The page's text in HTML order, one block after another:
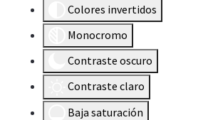
Colores invertidos
Monocromo
Contraste oscuro
Contraste claro
Baja saturación